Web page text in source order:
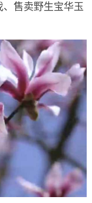
售卖野生宝华玉